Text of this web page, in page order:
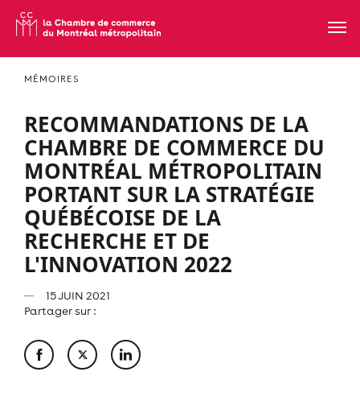
MÉMOIRES
RECOMMANDATIONS DE LA
CHAMBRE DE COMMERCE DU
MONTRÉAL MÉTROPOLITAIN
PORTANT SUR LA STRATÉGIE
QUÉBÉCOISE DE LA
RECHERCHE ET DE
L'INNOVATION 2022
15 JUIN 2021
Partager sur :